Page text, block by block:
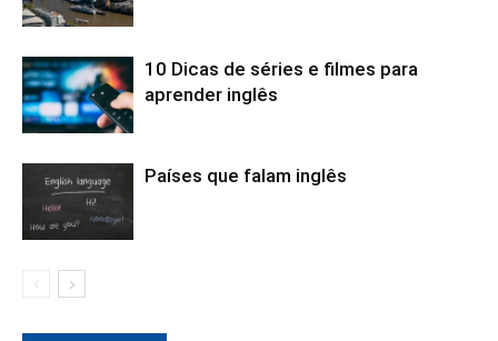
10 Dicas de séries e filmes para
aprender inglês
Países que falam inglês